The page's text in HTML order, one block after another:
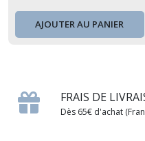
proches
AJOUTER AU PANIER
FRAIS DE
Dès 65€ d'achat